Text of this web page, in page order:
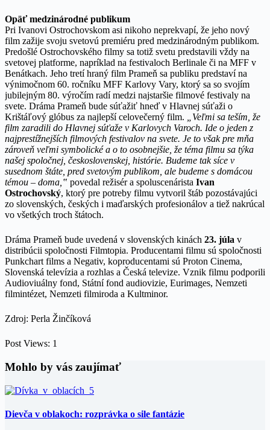
Opäť medzinárodné publikum
Pri Ivanovi Ostrochovskom asi nikoho neprekvapí, že jeho nový
film zažije svoju svetovú premiéru pred medzinárodným publikom.
Predošlé Ostrochovského filmy sa totiž svetu predstavili vždy na
svetovej platforme, napríklad na festivaloch Berlinale či na MFF v
Benátkach. Jeho tretí hraný film Prameň sa publiku predstaví na
výnimočnom 60. ročníku MFF Karlovy Vary, ktorý sa so svojím
jubilejným 80. výročím radí medzi najstaršie filmové festivaly na
svete. Dráma Prameň bude súťažiť hneď v Hlavnej súťaži o
Krištáľový glóbus za najlepší celovečerný film.
„Veľmi sa teším, že
film zaradili do Hlavnej súťaže v Karlovych Varoch. Ide o jeden z
najprestížnejších filmových festivalov na svete. Je to však pre mňa
zároveň veľmi symbolické a o to osobnejšie, že téma filmu sa týka
našej spoločnej, československej, histórie. Budeme tak síce v
susednom štáte, pred svetovým publikom, ale budeme s domácou
témou – doma,‟ povedal režisér a spoluscenárista Ivan
Ostrochovský, ktorý pre potreby filmu vytvoril štáb pozostávajúci
zo slovenských, českých i maďarských profesionálov a tiež nakrúcal
vo všetkých troch štátoch.
Dráma Prameň bude uvedená v slovenských kinách 23. júla v
distribúcii spoločnosti Filmtopia. Producentami filmu sú spoločnosti
Punkchart films a Negativ, koproducentami sú Proton Cinema,
Slovenská televízia a rozhlas a Česká televize. Vznik filmu podporili
Audioviuálny fond, Státní fond audiovizie, Eurimages, Nemzeti
filmintézet, Nemzeti filmiroda a Kultminor.
Zdroj: Perla Žinčíková
Post Views: 1
Mohlo by vás zaujímať
Dievča v oblakoch: rozprávka o sile fantázie